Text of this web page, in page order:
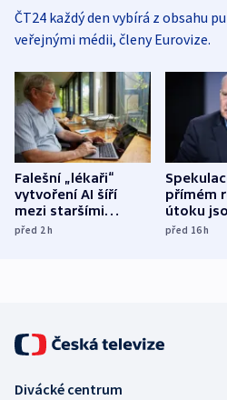
ČT24 každý den vybírá z obsahu
veřejnými médii, členy Eurovize.
Falešní „lékaři“
vytvoření AI šíří
mezi staršími
Poláky nebezpečné
před 2h
přímém
útoku
míní
před 16h
Divácké centrum